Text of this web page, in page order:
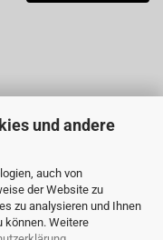
und andere
auch von
der Website zu
zu analysieren und Ihnen
können. Weitere